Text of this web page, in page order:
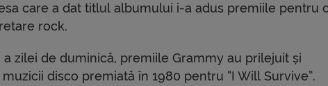
care a dat titlul albumului i-a adus premiile pentru
rock.
zilei de duminică, premiile Grammy au prilejuit și
disco premiată în 1980 pentru “I Will Survive”.